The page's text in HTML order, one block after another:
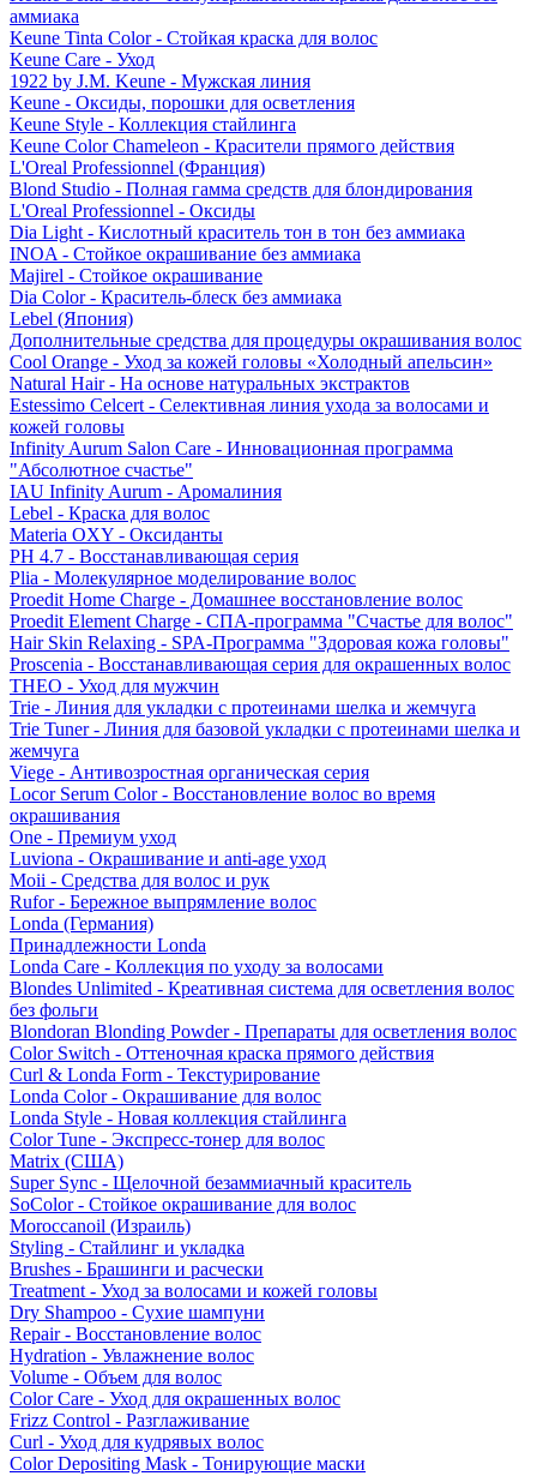
аммиака
Keune Tinta Color - Стойкая краска для волос
Keune Care - Уход
1922 by J.M. Keune - Мужская линия
Keune - Оксиды, порошки для осветления
Keune Style - Коллекция стайлинга
Keune Color Chameleon - Красители прямого действия
L'Oreal Professionnel (Франция)
Blond Studio - Полная гамма средств для блондирования
L'Oreal Professionnel - Оксиды
Dia Light - Кислотный краситель тон в тон без аммиака
INOA - Стойкое окрашивание без аммиака
Majirel - Стойкое окрашивание
Dia Color - Краситель-блеск без аммиака
Lebel (Япония)
Дополнительные средства для процедуры окрашивания волос
Cool Orange - Уход за кожей головы «Холодный апельсин»
Natural Hair - На основе натуральных экстрактов
Estessimo Celcert - Селективная линия ухода за волосами и
кожей головы
Infinity Aurum Salon Care - Инновационная программа
"Абсолютное счастье"
IAU Infinity Aurum - Аромалиния
Lebel - Краска для волос
Materia OXY - Оксиданты
PH 4.7 - Восстанавливающая серия
Plia - Молекулярное моделирование волос
Proedit Home Charge - Домашнее восстановление волос
Proedit Element Charge - СПА-программа "Счастье для волос"
Hair Skin Relaxing - SPA-Программа "Здоровая кожа головы"
Proscenia - Восстанавливающая серия для окрашенных волос
THEO - Уход для мужчин
Trie - Линия для укладки с протеинами шелка и жемчуга
Trie Tuner - Линия для базовой укладки с протеинами шелка и
жемчуга
Viege - Антивозростная органическая серия
Locor Serum Color - Восстановление волос во время
окрашивания
One - Премиум уход
Luviona - Окрашивание и anti-age уход
Moii - Средства для волос и рук
Rufor - Бережное выпрямление волос
Londa (Германия)
Принадлежности Londa
Londa Care - Коллекция по уходу за волосами
Blondes Unlimited - Креативная система для осветления волос
без фольги
Blondoran Blonding Powder - Препараты для осветления волос
Color Switch - Оттеночная краска прямого действия
Curl & Londa Form - Текстурирование
Londa Color - Окрашивание для волос
Londa Style - Новая коллекция стайлинга
Color Tune - Экспресс-тонер для волос
Matrix (США)
Super Sync - Щелочной безаммиачный краситель
SoColor - Стойкое окрашивание для волос
Moroccanoil (Израиль)
Styling - Стайлинг и укладка
Brushes - Брашинги и расчески
Treatment - Уход за волосами и кожей головы
Dry Shampoo - Сухие шампуни
Repair - Восстановление волос
Hydration - Увлажнение волос
Volume - Объем для волос
Color Care - Уход для окрашенных волос
Frizz Control - Разглаживание
Curl - Уход для кудрявых волос
Color Depositing Mask - Тонирующие маски